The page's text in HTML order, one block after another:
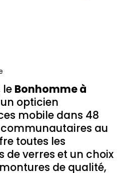
le Bonhomme à
opticien
mobile dans 48
au
toutes les
de verres et un choix
de qualité,